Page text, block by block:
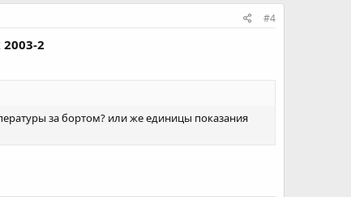
#4
2
за бортом? или же единицы показания